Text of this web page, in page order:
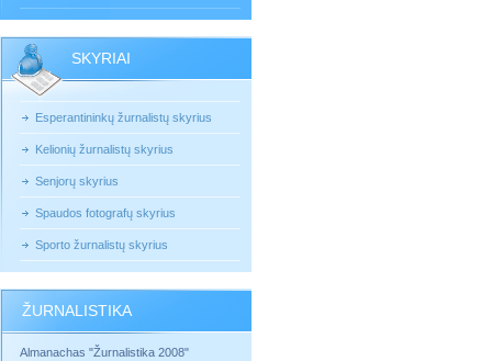
SKYRIAI
Esperantininkų žurnalistų skyrius
Kelionių žurnalistų skyrius
Senjorų skyrius
Spaudos fotografų skyrius
Sporto žurnalistų skyrius
ŽURNALISTIKA
Almanachas "Žurnalistika 2008"